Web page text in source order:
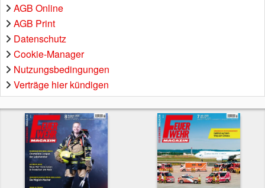
AGB Online
AGB Print
Datenschutz
Cookie-Manager
Nutzungsbedingungen
Verträge hier kündigen